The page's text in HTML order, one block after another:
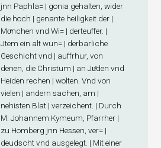
jnn Paphla= | gonia gehalten, wider
die hoch | genante heiligkeit der |
Moͤnchen vnd Wi= | derteuffer. |
Jtem ein alt wun= | derbarliche
Geschicht vnd | auffrhur, von
denen, die Christum | an Juͤden vnd
Heiden rechen | wolten. Vnd von
vielen | andern sachen, am |
nehisten Blat | verzeichent. | Durch
M. Johannem Kymeum, Pfarrher |
zu Homberg jnn Hessen, ver= |
deudscht vnd ausgelegt. | Mit einer